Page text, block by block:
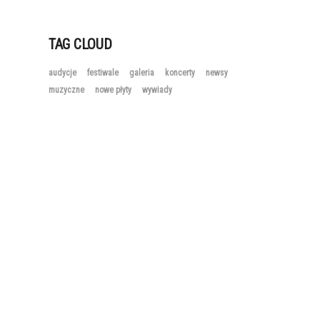
TAG CLOUD
audycje festiwale galeria koncerty
newsy
muzyczne
nowe płyty wywiady